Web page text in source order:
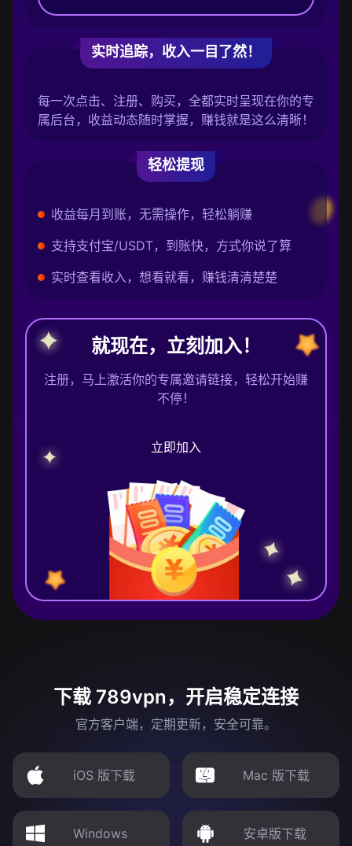
实时追踪，收入一目了然！
每一次点击、注册、购买，全都实时呈现在你的专
属后台，收益动态随时掌握，赚钱就是这么清晰！
轻松提现
收益每月到账，无需操作，轻松躺赚
支持支付宝/USDT，到账快，方式你说了算
实时查看收入，想看就看，赚钱清清楚楚
就现在，立刻加入！
注册，马上激活你的专属邀请链接，轻松开始赚
不停！
立即加入
下载 789vpn，开启稳定连接
官方客户端，定期更新，安全可靠。
iOS 版下载 Mac 版下载
Windows 安卓版下载